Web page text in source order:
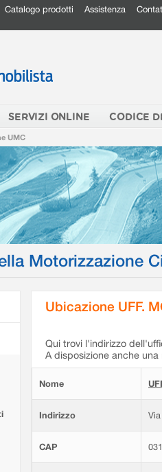
Catalogo prodotti Assistenza
SERVIZI ONLINE CODICE
UMC
Motorizzazione
Ubicazione UFF.
Qui trovi l'indirizzo
A disposizione anche
Nome
Indirizzo
CAP